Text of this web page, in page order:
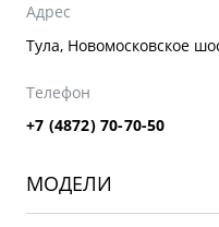
Адрес
Тула, Новомосковское
Телефон
+7 (4872) 70-70-50
МОДЕЛИ